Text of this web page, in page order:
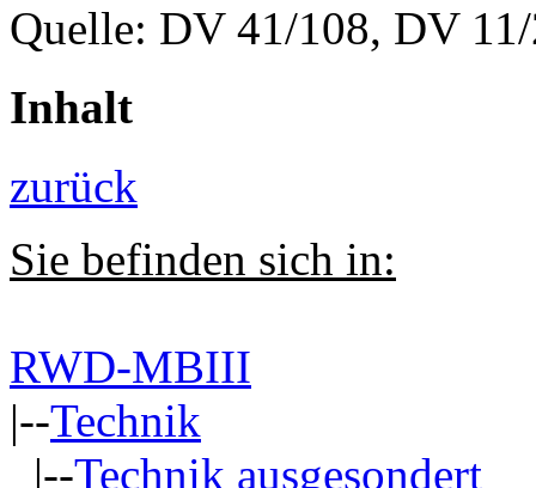
Quelle: DV 41/108, DV
Inhalt
zurück
Sie befinden sich in:
RWD-MBIII
|--Technik
|--Technik ausgesondert